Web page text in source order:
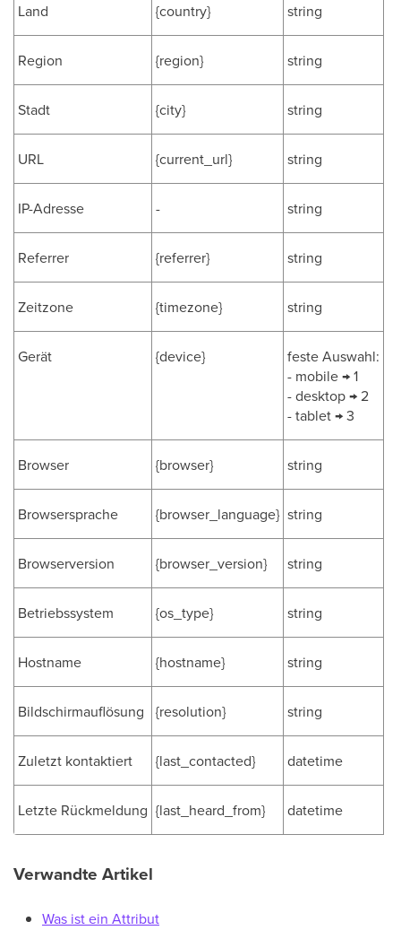
Land {country} string
Region {region} string
Stadt {city} string
URL {current_url} string
IP-Adresse - string
Referrer {referrer} string
Zeitzone {timezone} string
Gerät {device}
feste Auswahl:
- mobile → 1
- desktop → 2
- tablet → 3
Browser {browser} string
Browsersprache {browser_language} string
Browserversion {browser_version} string
Betriebssystem {os_type} string
Hostname {hostname} string
Bildschirmauflösung {resolution} string
Zuletzt kontaktiert {last_contacted} datetime
Letzte Rückmeldung {last_heard_from} datetime
Verwandte Artikel
Was ist ein Attribut